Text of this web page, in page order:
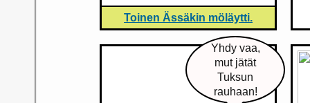
Toinen Ässäkin möläytti.
Yhdy vaa,
mut jätät
Tuksun
rauhaan!